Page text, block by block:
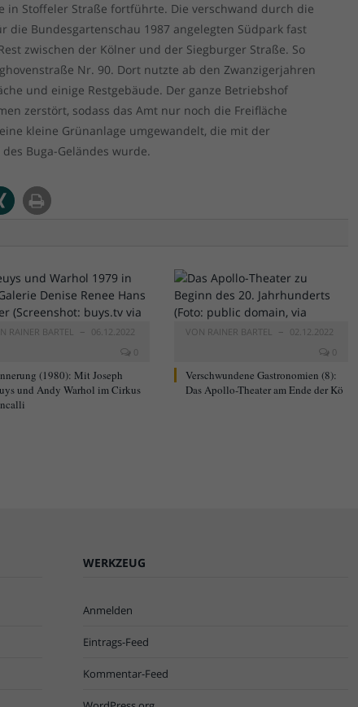
in Stoffeler Straße fortführte. Die verschwand durch die
die Bundesgartenschau 1987 angelegten Südpark fast
zwischen der Kölner und der Siegburger Straße. So
Nr. 90. Dort nutzte ab den Zwanzigerjahren
und einige Restgebäude. Der ganze Betriebshof
zerstört, sodass das Amt nur noch die Freifläche
kleine Grünanlage umgewandelt, die mit der
Buga-Geländes wurde.
RAINER BARTEL
06.12.2022
0
(1980): Mit Joseph
und Andy Warhol im Cirkus
VON RAINER BARTEL
02.12.2022
0
Verschwundene Gastronomien (8):
Das Apollo-Theater am Ende der Kö
WERKZEUG
Anmelden
Eintrags-Feed
Kommentar-Feed